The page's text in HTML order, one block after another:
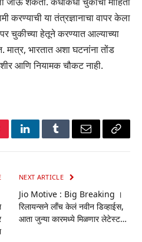
करण्याची या तंत्रज्ञानाचा वापर केला
चुकीच्या हेतूने करण्यात आल्याच्या
भारतात अशा घटनांना तोंड
आणि नियामक चौकट नाही.
LinkedInTumblrEmail Copy
NEXT ARTICLE
Jio Motive : Big Breaking ।
रिलायन्सने लाँच केलं नवीन डिव्हाईस,
आता जुन्या कारमध्ये मिळणार लेटेस्ट…